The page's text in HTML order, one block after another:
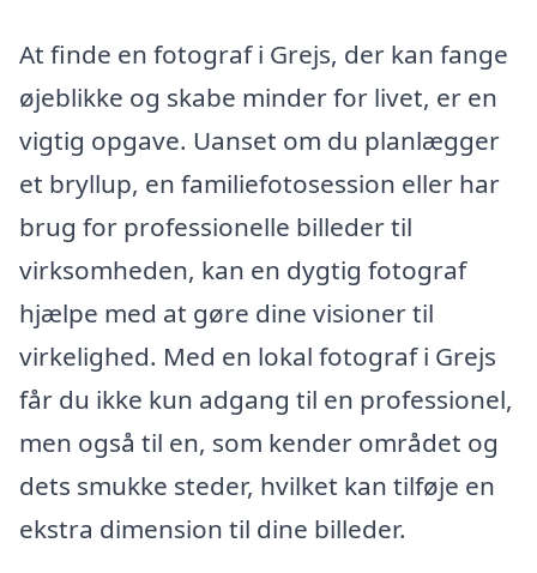
At finde en fotograf i Grejs, der kan fange
øjeblikke og skabe minder for livet, er en
vigtig opgave. Uanset om du planlægger
et bryllup, en familiefotosession eller har
brug for professionelle billeder til
virksomheden, kan en dygtig fotograf
hjælpe med at gøre dine visioner til
virkelighed. Med en lokal fotograf i Grejs
får du ikke kun adgang til en professionel,
men også til en, som kender området og
dets smukke steder, hvilket kan tilføje en
ekstra dimension til dine billeder.